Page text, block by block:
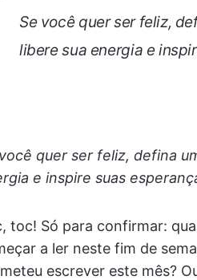
Se você quer ser feliz,
libere sua energia e
quer ser feliz, defina
e inspire suas
toc! Só para confirmar:
a ler neste fim de
escrever este mês?